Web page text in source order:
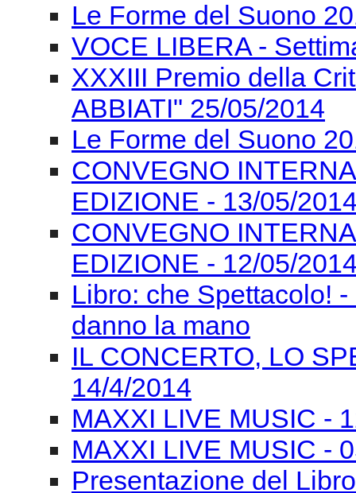
Le Forme del Suono
VOCE LIBERA -
XXXIII Premio della
ABBIATI" 25/05/2014
Le Forme del Suono
CONVEGNO
EDIZIONE - 13/05/
CONVEGNO
EDIZIONE - 12/05/
Libro: che Spettacolo!
danno la mano
IL CONCERTO, LO
14/4/2014
MAXXI LIVE MUSIC -
MAXXI LIVE MUSIC -
Presentazione del